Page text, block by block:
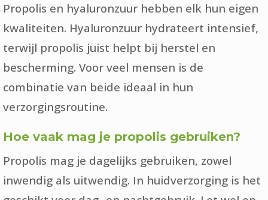
Propolis en hyaluronzuur hebben elk hun eigen
kwaliteiten. Hyaluronzuur hydrateert intensief,
terwijl propolis juist helpt bij herstel en
bescherming. Voor veel mensen is de
combinatie van beide ideaal in hun
verzorgingsroutine.
Hoe vaak mag je propolis gebruiken?
Propolis mag je dagelijks gebruiken, zowel
inwendig als uitwendig. In huidverzorging is het